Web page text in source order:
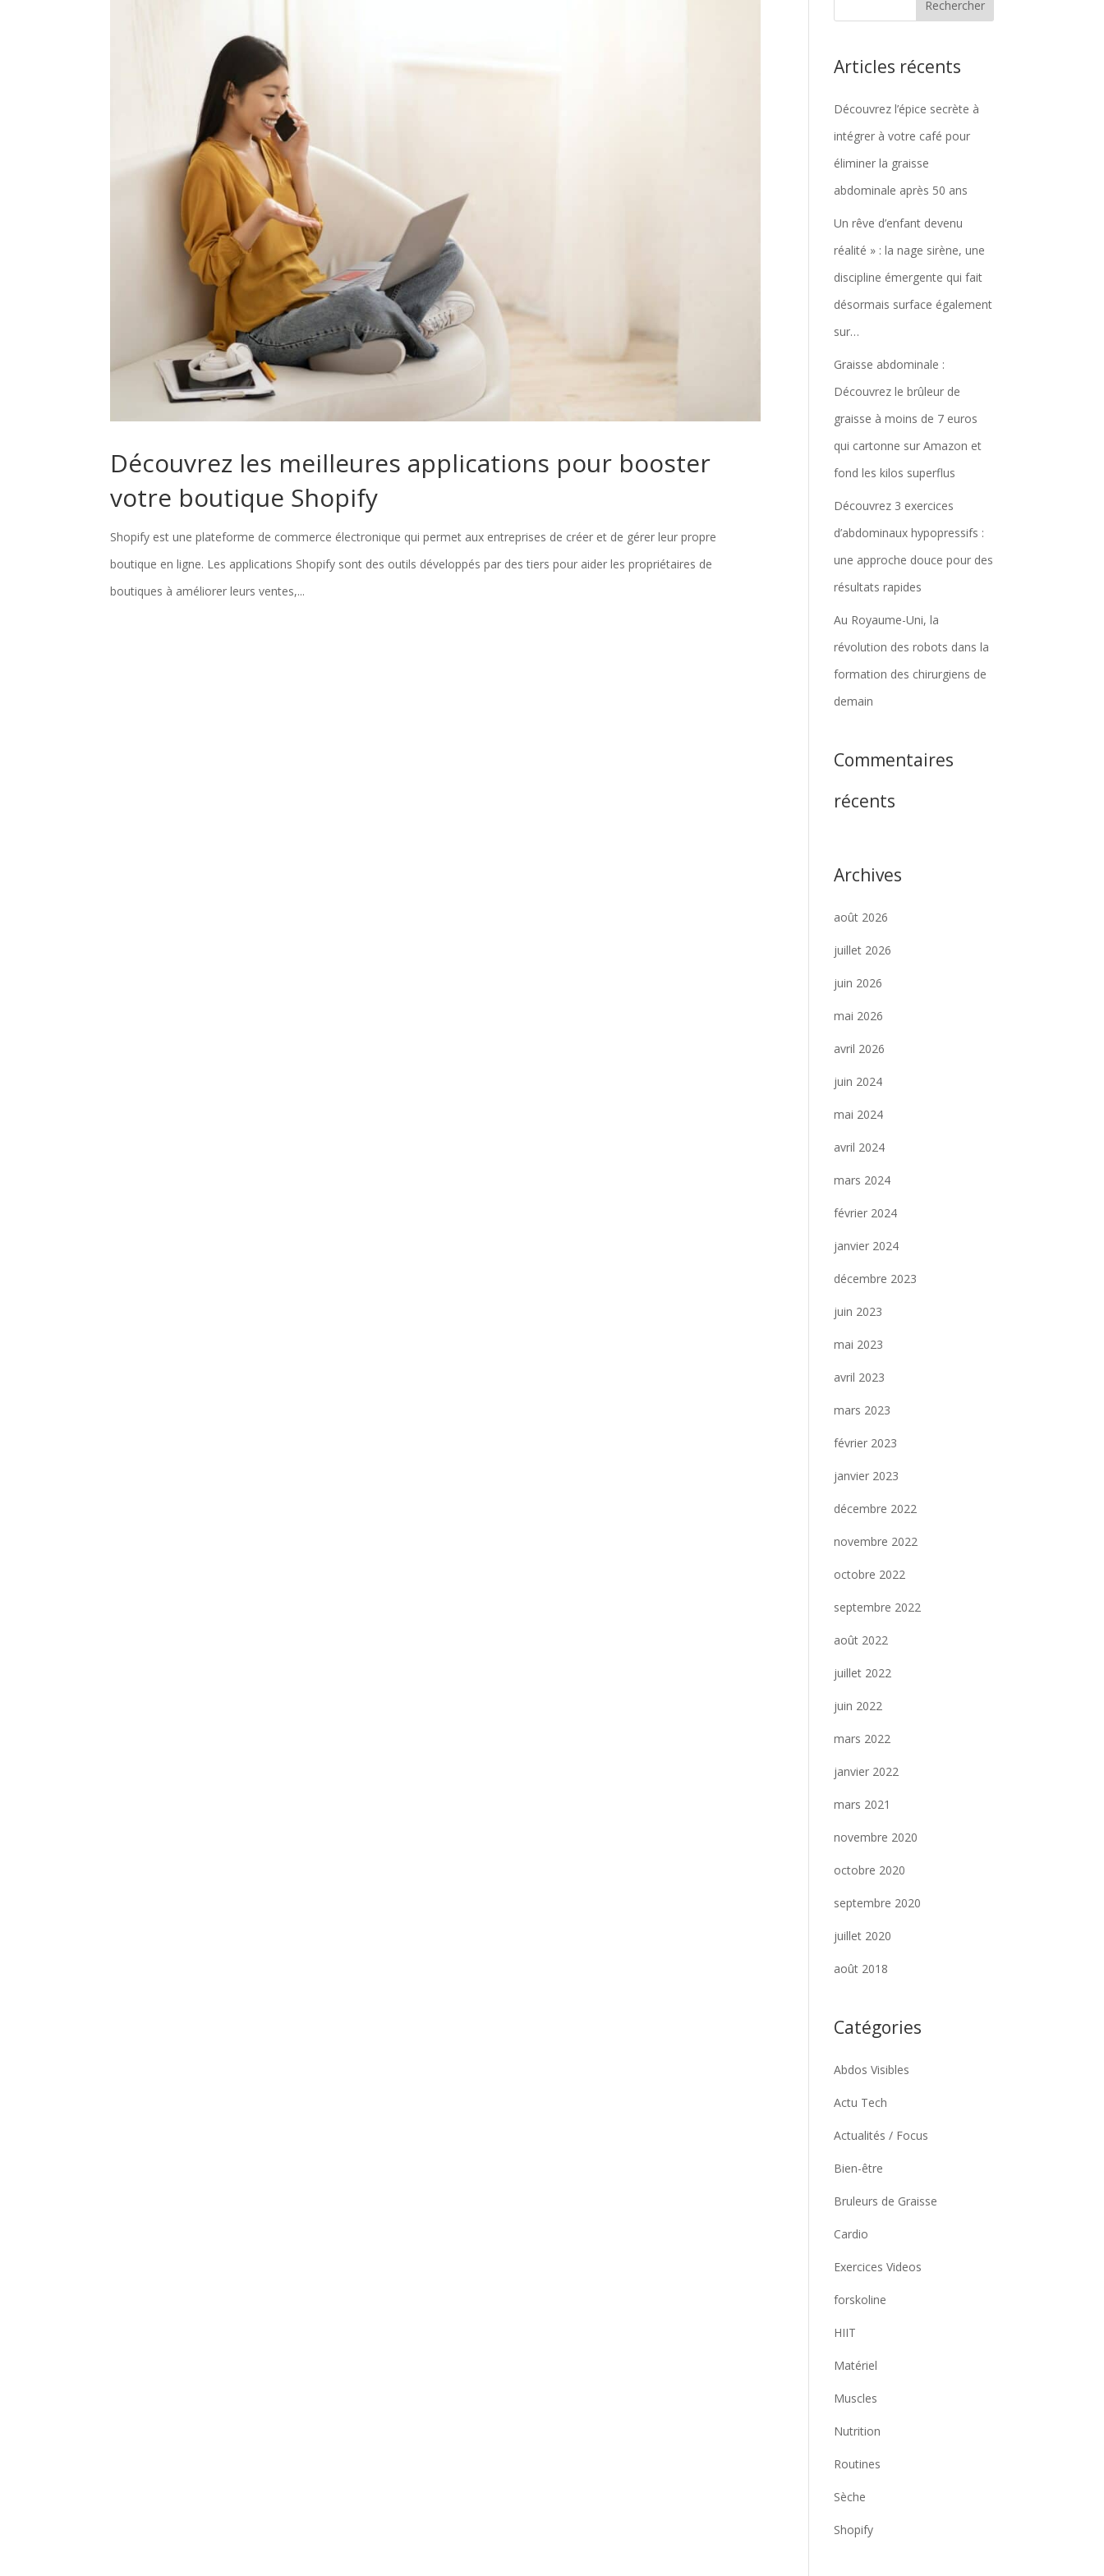
Découvrez les meilleures applications pour booster
votre boutique Shopify
Shopify est une plateforme de commerce électronique qui permet aux entreprises de créer et de gérer leur propre
boutique en ligne. Les applications Shopify sont des outils développés par des tiers pour aider les propriétaires de
boutiques à améliorer leurs ventes,...
Articles récents
Découvrez l’épice secrète à
intégrer à votre café pour
éliminer la graisse
abdominale après 50 ans
Un rêve d’enfant devenu
réalité » : la nage sirène, une
discipline émergente qui fait
désormais surface également
sur…
Graisse abdominale :
Découvrez le brûleur de
graisse à moins de 7 euros
qui cartonne sur Amazon et
fond les kilos superflus
Découvrez 3 exercices
d’abdominaux hypopressifs :
une approche douce pour des
résultats rapides
Au Royaume-Uni, la
révolution des robots dans la
formation des chirurgiens de
demain
Commentaires
récents
Archives
août 2026
juillet 2026
juin 2026
mai 2026
avril 2026
juin 2024
mai 2024
avril 2024
mars 2024
février 2024
janvier 2024
décembre 2023
juin 2023
mai 2023
avril 2023
mars 2023
février 2023
janvier 2023
décembre 2022
novembre 2022
octobre 2022
septembre 2022
août 2022
juillet 2022
juin 2022
mars 2022
janvier 2022
mars 2021
novembre 2020
octobre 2020
septembre 2020
juillet 2020
août 2018
Catégories
Abdos Visibles
Actu Tech
Actualités / Focus
Bien-être
Bruleurs de Graisse
Cardio
Exercices Videos
forskoline
HIIT
Matériel
Muscles
Nutrition
Routines
Sèche
Shopify